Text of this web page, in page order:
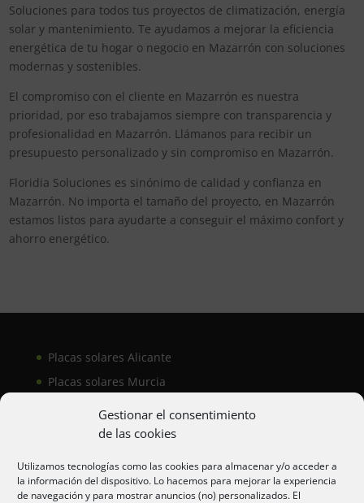
Gestionar el consentimiento
de las cookies
Utilizamos tecnologías como las cookies para almacenar y/o acceder a
la información del dispositivo. Lo hacemos para mejorar la experiencia
de navegación y para mostrar anuncios (no) personalizados. El
Soluciones para todos tus proyectos de climatización, energía
solar y mantenimiento. Te ayudamos a mejorar la eficiencia
energética de tu hogar o negocio en Mazarrón con soluciones
modernas y sostenibles.
El compromiso con el cliente en Mazarrón es nuestra
prioridad, por eso trabajamos siempre con transparencia y
profesionalidad en Mazarrón. Llámanos para recibir un
presupuesto personalizado y sin compromiso en Mazarrón.
Floridia Soluciones es sinónimo de calidad y confianza en
Mazarrón. No importa el tamaño del proyecto, en Mazarrón
estamos listos para ayudarte a conseguir el máximo confort y
ahorro energético.
Placas solares Alicante
Placas solares Murcia
Aire acondicionado Alicante
Aire acondicionador Murcia